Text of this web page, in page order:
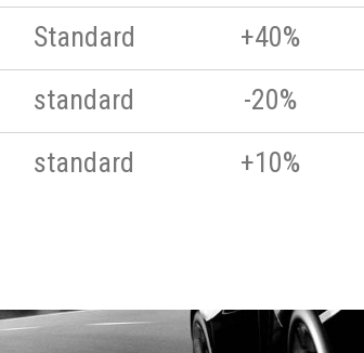
Standard
+40%
standard
-20%
standard +10%